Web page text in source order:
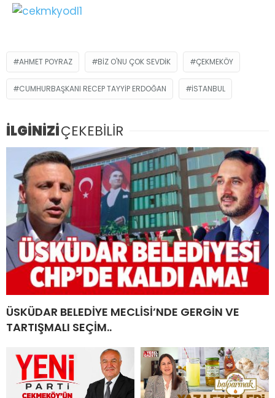
AHMET POYRAZ BIZ O'NU ÇOK SEVDIK ÇEKMEKÖY
CUMHURBAŞKANI RECEP TAYYIP ERDOĞAN İSTANBUL
İLGİNİZİÇEKEBİLİR
ÜSKÜDAR BELEDİYE MECLİSİ’NDE GERGİN VE
TARTIŞMALI SEÇİM..